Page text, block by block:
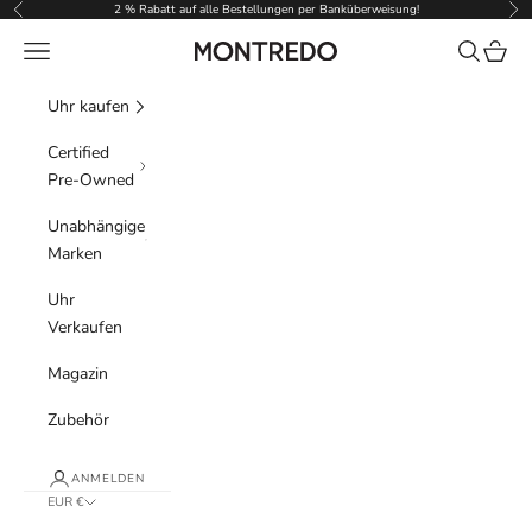
Zum Inhalt springen
Zurück 2 % Rabatt auf alle Bestellungen per Banküberweisung! Vor
Montredo
Menü Suchen
Uhr kaufen
Certified
Pre-Owned
Unabhängige
Marken
Uhr
Verkaufen
Magazin
Zubehör
ANMELDEN
EUR €